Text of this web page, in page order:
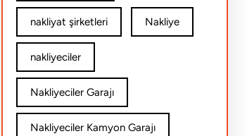
nakliyat şirketleri Nakliye
nakliyeciler
Nakliyeciler Garajı
Nakliyeciler Kamyon Garajı